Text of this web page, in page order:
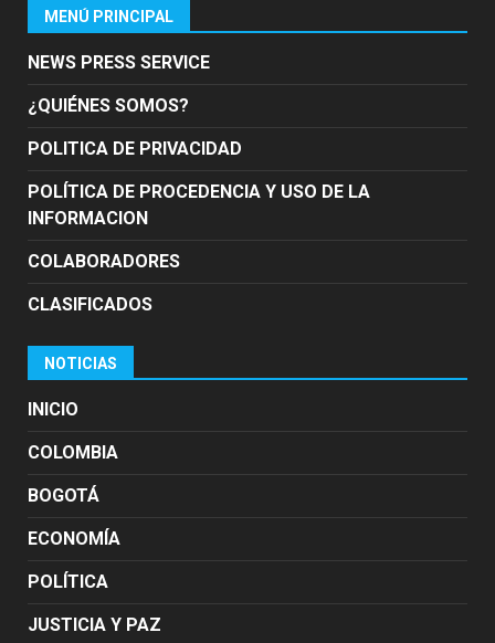
MENÚ PRINCIPAL
NEWS PRESS SERVICE
¿QUIÉNES SOMOS?
POLITICA DE PRIVACIDAD
POLÍTICA DE PROCEDENCIA Y USO DE LA
INFORMACION
COLABORADORES
CLASIFICADOS
NOTICIAS
INICIO
COLOMBIA
BOGOTÁ
ECONOMÍA
POLÍTICA
JUSTICIA Y PAZ